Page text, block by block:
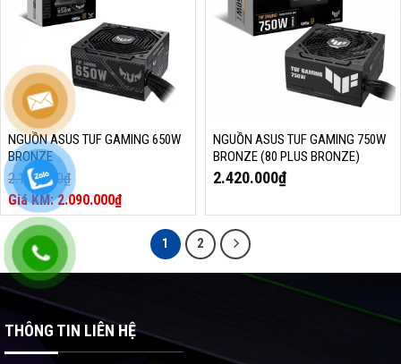
NGUỒN ASUS TUF GAMING 650W
BRONZE
2.150.000₫
Giá
gốc
là:
2.150.000₫.
2.090.000₫
Giá
hiện
tại
là:
2.090.000₫.
NGUỒN ASUS TUF GAMING 750W
BRONZE (80 PLUS BRONZE)
2.420.000₫
1 2
THÔNG TIN LIÊN HỆ